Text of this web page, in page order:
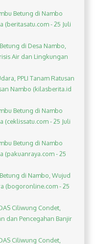
Betung di Nambo
(beritasatu.com - 25 Juli
di Desa Nambo,
Air dan Lingkungan
PPLI Tanam Ratusan
Nambo (kilasberita.id
Betung di Nambo
(ceklissatu.com - 25 Juli
Betung di Nambo
(pakuanraya.com - 25
di Nambo, Wujud
(bogoronline.com - 25
Ciliwung Condet,
dan Pencegahan Banjir
Ciliwung Condet,